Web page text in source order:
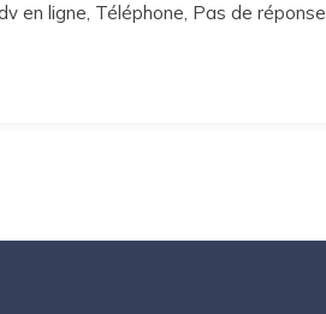
en ligne, Téléphone, Pas de réponse